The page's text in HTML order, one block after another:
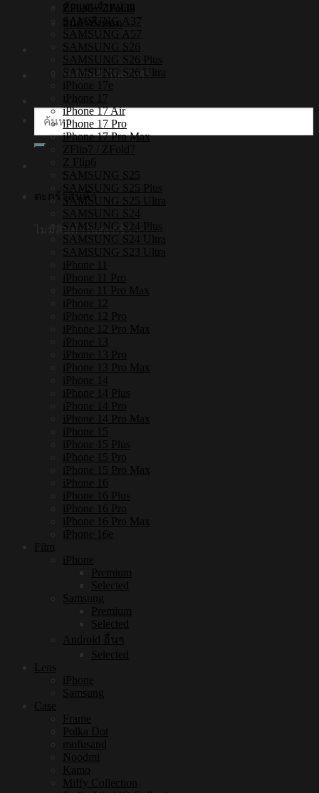
ตัวแทนจำหน่าย
สินค้าทั้งหมด
ไม่มีสินค้าในตะกร้า
ค้นหา:
ตะกร้าสินค้า
ไม่มีสินค้าในตะกร้า
ZFlip8 / ZFold8
SAMSUNG A37
SAMSUNG A57
SAMSUNG S26
SAMSUNG S26 Plus
SAMSUNG S26 Ultra
iPhone 17e
iPhone 17
iPhone 17 Air
iPhone 17 Pro
iPhone 17 Pro Max
ZFlip7 / ZFold7
Z Flip6
SAMSUNG S25
SAMSUNG S25 Plus
SAMSUNG S25 Ultra
SAMSUNG S24
SAMSUNG S24 Plus
SAMSUNG S24 Ultra
SAMSUNG S23 Ultra
iPhone 11
iPhone 11 Pro
iPhone 11 Pro Max
iPhone 12
iPhone 12 Pro
iPhone 12 Pro Max
iPhone 13
iPhone 13 Pro
iPhone 13 Pro Max
iPhone 14
iPhone 14 Plus
iPhone 14 Pro
iPhone 14 Pro Max
iPhone 15
iPhone 15 Plus
iPhone 15 Pro
iPhone 15 Pro Max
iPhone 16
iPhone 16 Plus
iPhone 16 Pro
iPhone 16 Pro Max
iPhone 16e
Film
iPhone
Premium
Selected
Samsung
Premium
Selected
Android อื่นๆ
Selected
Lens
iPhone
Samsung
Case
Frame
Polka Dot
mofusand
Noodmi
Kamo
Miffy Collection